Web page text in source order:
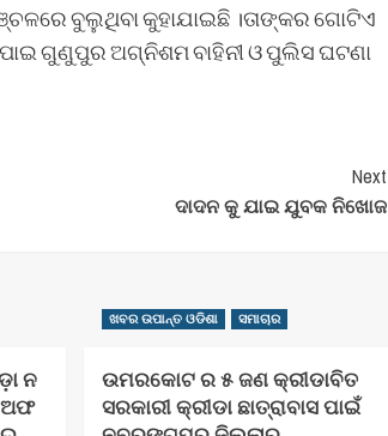
ବୁଲୁଥିବା କୁହାଯାଇଛି ।ତାଙ୍କର ଗୋଟିଏ
ଗୁଣୁପୁର ଅଗ୍ନିଶମ ବାହିନୀ ଓ ପୁଲିସ ଘଟଣା
Next
ଦାଦନ କୁ ଯାଇ ଯୁବକ ନିଖୋଜ
ନ
ଅଫ
ଖବର ଉପାନ୍ତ ଓଡିଶା ସମାଚାର
ଉମରକୋଟ ର ୫ ଜଣ କ୍ରୀଡାବିତ
ସରକାରୀ କ୍ରୀଡା ଛାତ୍ରାବାସ ପାଇଁ